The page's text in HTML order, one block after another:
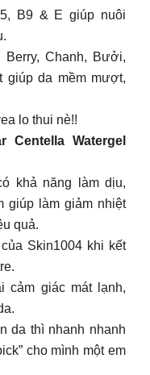
B9 & E giúp nuôi
Chanh, Bưởi,
giúp da mềm mượt,
lo thui nè!!
Centella Watergel
khả năng làm dịu,
giúp làm giảm nhiệt
quả.
Skin1004 khi kết
cảm giác mát lạnh,
da thì nhanh nhanh
cho mình một em